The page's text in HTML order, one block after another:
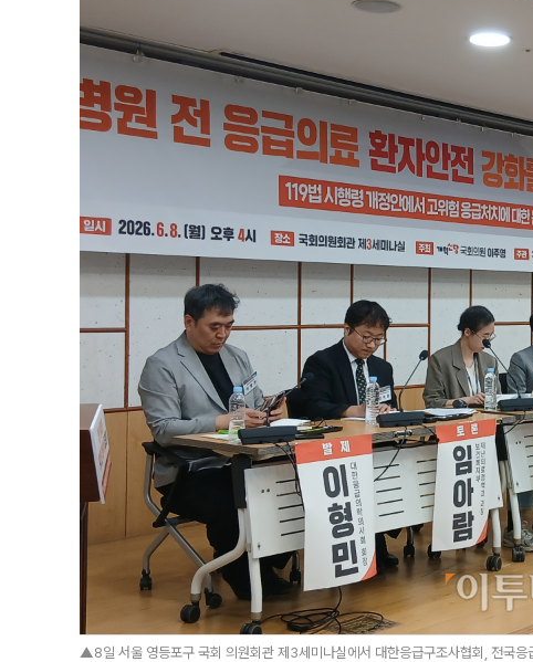
▲8일 서울 영등포구 국회 의원회관 제3세미나실에서 대한응급구조사협회, 전국